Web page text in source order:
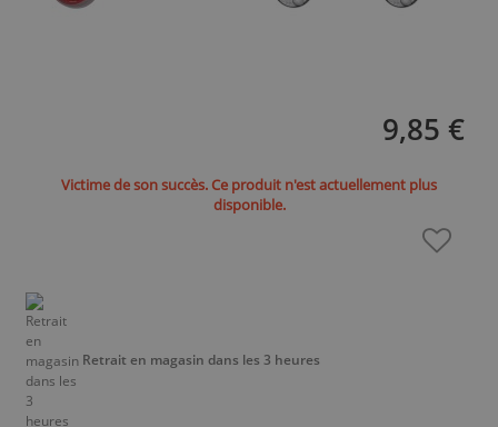
9,85 €
Victime de son succès. Ce produit n'est actuellement plus
disponible.
Retrait en magasin dans les 3 heures